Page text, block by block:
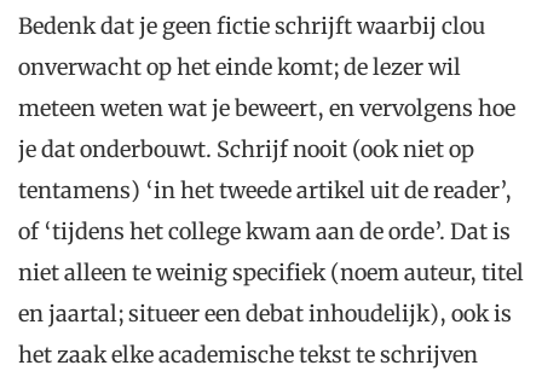
Bedenk dat je geen fictie schrijft waarbij clou
onverwacht op het einde komt; de lezer wil
meteen weten wat je beweert, en vervolgens hoe
je dat onderbouwt. Schrijf nooit (ook niet op
tentamens) ‘in het tweede artikel uit de reader’,
of ‘tijdens het college kwam aan de orde’. Dat is
niet alleen te weinig specifiek (noem auteur, titel
en jaartal; situeer een debat inhoudelijk), ook is
het zaak elke academische tekst te schrijven